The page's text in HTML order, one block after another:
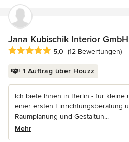
Jana Kubischik Interior GmbH
Durchschnittliche Bewertung: 5
5,0 (12 Bewertungen)
1 Auftrag über Houzz
Ich biete Ihnen in Berlin - für kleine
einer ersten Einrichtungsberatung
Raumplanung und Gestaltun...
Mehr